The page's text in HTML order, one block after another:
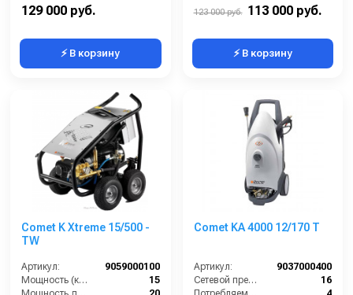
129 000 руб.
⚡ В корзину
123 000 руб. 113 000 руб.
⚡ В корзину
Comet K Xtreme 15/500 -
TW
Артикул:
9059000100
Мощность (кВт):
15
Comet KA 4000 12/170 T
Артикул:
9037000400
Сетевой предохранитель (А):
16